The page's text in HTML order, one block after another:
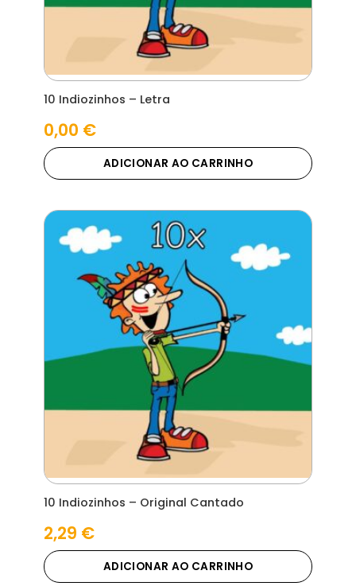
10 Indiozinhos – Letra
0,00 €
ADICIONAR AO CARRINHO
10 Indiozinhos – Original Cantado
2,29 €
ADICIONAR AO CARRINHO